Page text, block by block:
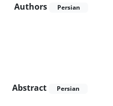
Authors Persian
Abstract
Persian